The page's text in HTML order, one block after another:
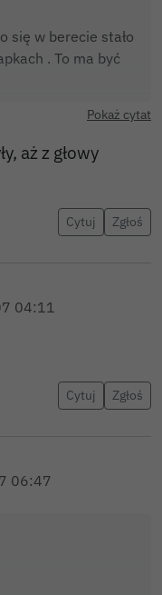
się w berecie stało
. To ma być
Pokaż cytat
aż z głowy
Cytuj Zgłoś
04:11
Cytuj Zgłoś
06:47